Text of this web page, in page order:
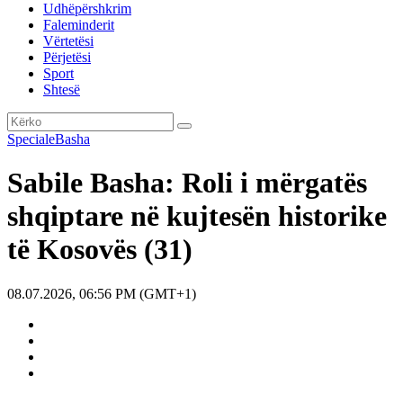
Udhëpërshkrim
Faleminderit
Vërtetësi
Përjetësi
Sport
Shtesë
SpecialeBasha
Sabile Basha: Roli i mërgatës
shqiptare në kujtesën historike
të Kosovës (31)
08.07.2026, 06:56 PM (GMT+1)